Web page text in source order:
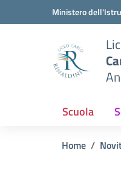
Vai ai contenuti
Vai al menu di navigazione
Ministero
Scuola
Home